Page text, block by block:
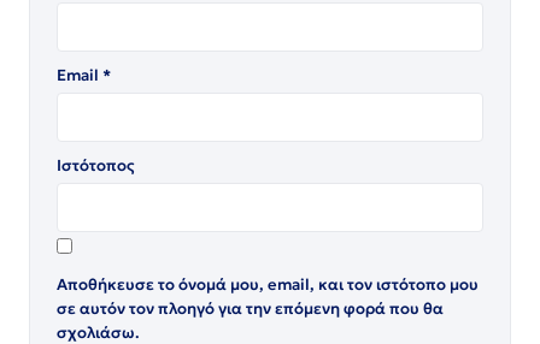
Email *
Ιστότοπος
Αποθήκευσε το όνομά μου, email, και τον ιστότοπο μου
σε αυτόν τον πλοηγό για την επόμενη φορά που θα
σχολιάσω.